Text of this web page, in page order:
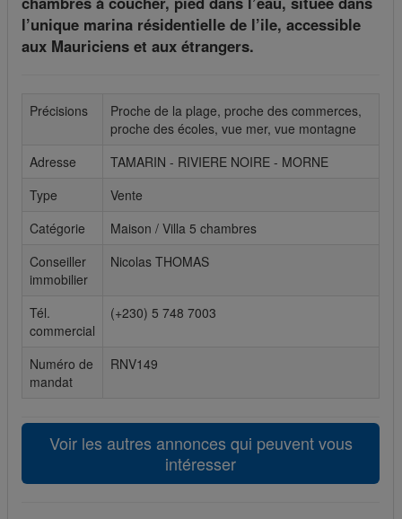
Cookies sociaux
avec vos amis.
l’unique marina résidentielle de l’ile, accessible
aux Mauriciens et aux étrangers.
Précisions
Proche de la plage, proche des commerces,
proche des écoles, vue mer, vue montagne
Adresse
TAMARIN - RIVIERE NOIRE - MORNE
Type
Vente
Catégorie
Maison / Villa 5 chambres
Conseiller
immobilier
Nicolas THOMAS
Tél.
commercial
(+230) 5 748 7003
Numéro de
mandat
RNV149
Voir les autres annonces qui peuvent vous
intéresser